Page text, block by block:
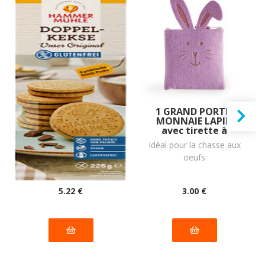
Biscuits DOUBLE
Original à la crème
de cacao vegan
sans allergènes
Hammermülhe :
225 grammes
(dluo 19/11/2026) Sans
les 14 allergènes
majeurs.
5.22 €
1 GRAND PORTE-
MONNAIE LAPIN
avec tirette à
remplir : 22
grammes
Idéal pour la chasse aux
oeufs
3.00 €